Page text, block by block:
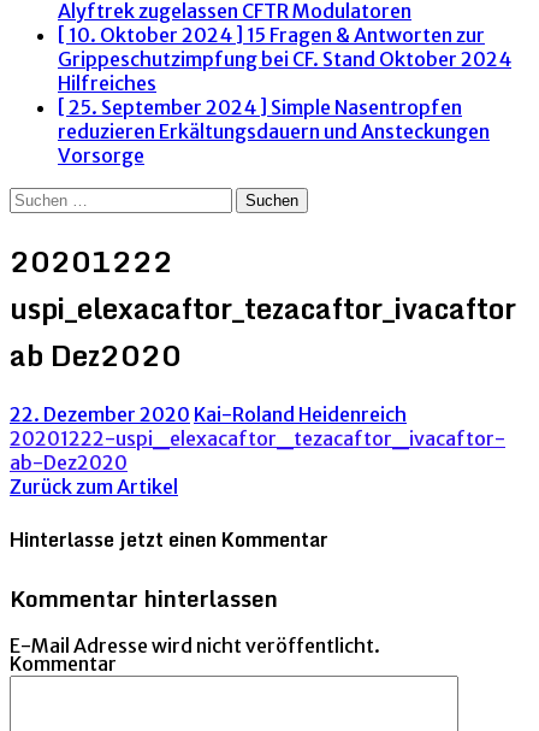
Alyftrek zugelassen CFTR Modulatoren
[ 10. Oktober 2024 ] 15 Fragen & Antworten zur
Grippeschutzimpfung bei CF. Stand Oktober 2024
Hilfreiches
[ 25. September 2024 ] Simple Nasentropfen
reduzieren Erkältungsdauern und Ansteckungen
Vorsorge
Suchen
20201222
uspi_elexacaftor_tezacaftor_ivacaftor
ab Dez2020
22. Dezember 2020 Kai-Roland Heidenreich
20201222-uspi_elexacaftor_tezacaftor_ivacaftor-
ab-Dez2020
Zurück zum Artikel
Hinterlasse jetzt einen Kommentar
Kommentar hinterlassen
E-Mail Adresse wird nicht veröffentlicht.
Kommentar